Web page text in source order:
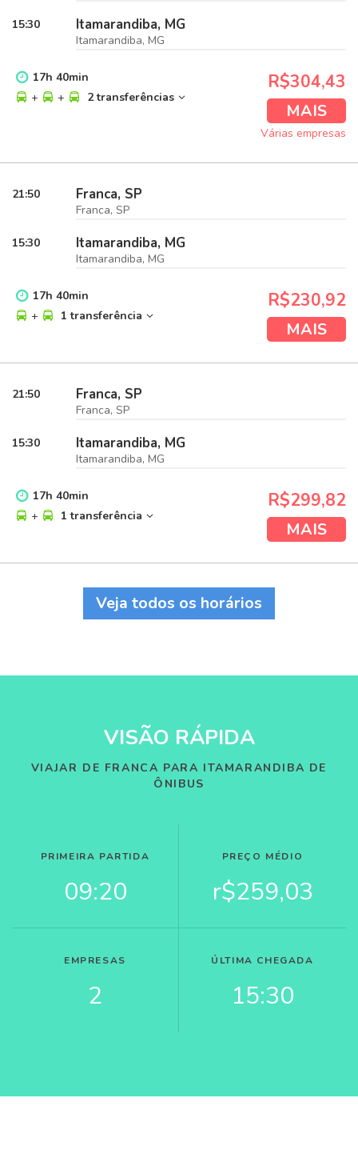
15:30 Itamarandiba, MG
Itamarandiba, MG
17h 40min
+
+ 2 transferências
R$304,43
MAIS
Várias empresas
21:50 Franca, SP
Franca, SP
15:30 Itamarandiba, MG
Itamarandiba, MG
17h 40min
+
1 transferência
R$230,92
MAIS
21:50 Franca, SP
Franca, SP
15:30 Itamarandiba, MG
Itamarandiba, MG
17h 40min
+
1 transferência
R$299,82
MAIS
Veja todos os horários
VISÃO RÁPIDA
VIAJAR DE FRANCA PARA ITAMARANDIBA DE
ÔNIBUS
PRIMEIRA PARTIDA
09:20
PREÇO MÉDIO
r$259,03
EMPRESAS
2
ÚLTIMA CHEGADA
15:30